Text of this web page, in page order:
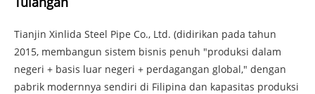
Tianjin Xinlida Steel Pipe Co., Ltd. (didirikan pada tahun
2015, membangun sistem bisnis penuh "produksi dalam
negeri + basis luar negeri + perdagangan global," dengan
pabrik modernnya sendiri di Filipina dan kapasitas produksi